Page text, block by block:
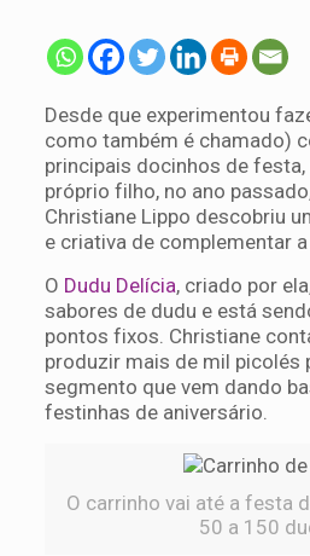
Desde que experimentou
como também é chamado)
principais docinhos de
próprio filho, no ano
Christiane Lippo descobriu
e criativa de complementar
O Dudu Delícia, criado por
sabores de dudu e está
pontos fixos. Christiane
produzir mais de mil picolés
segmento que vem dando
festinhas de aniversário.
O carrinho vai até a festa
50 a 150